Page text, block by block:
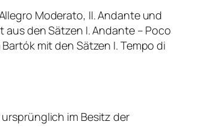
Moderato, II. Andante und
den Sätzen I. Andante – Poco
mit den Sätzen I. Tempo di
im Besitz der